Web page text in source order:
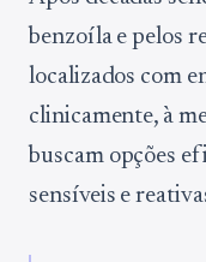
benzoíla e pelos
localizados com
clinicamente, à
buscam opções
sensíveis e